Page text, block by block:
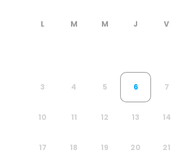
3 4 5 6 7
10 11 12 13 14
17 18 19 20 21